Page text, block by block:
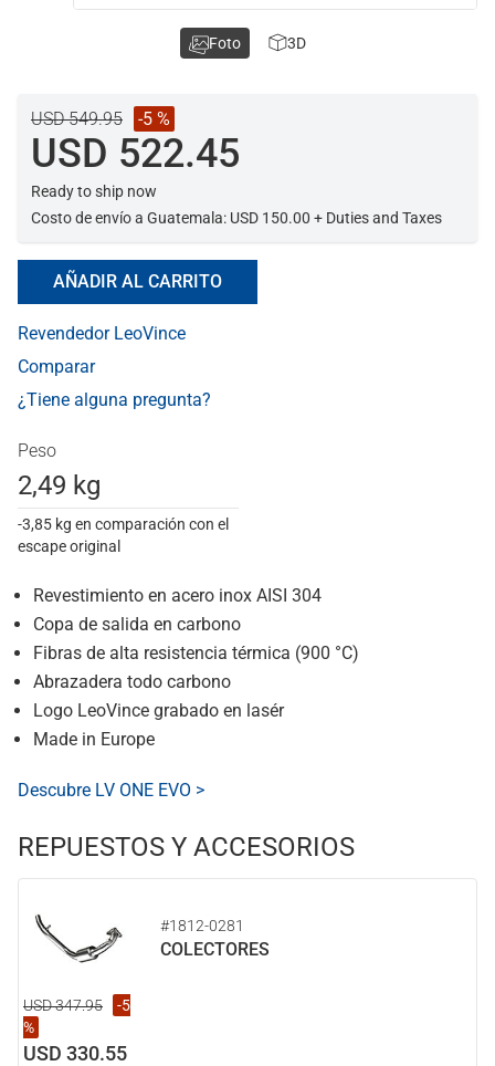
USD 549.95 -5 %
USD 522.45
Ready to ship now
Costo de envío a Guatemala: USD 150.00 + Duties and Taxes
AÑADIR AL CARRITO
Revendedor LeoVince
Comparar
¿Tiene alguna pregunta?
Peso
2,49 kg
-3,85 kg en comparación con el
escape original
Revestimiento en acero inox AISI 304
Copa de salida en carbono
Fibras de alta resistencia térmica (900 °C)
Abrazadera todo carbono
Logo LeoVince grabado en lasér
Made in Europe
Descubre LV ONE EVO >
REPUESTOS Y ACCESORIOS
#1812-0281
COLECTORES
USD 347.95
-5
%
USD 330.55
Foto 3D